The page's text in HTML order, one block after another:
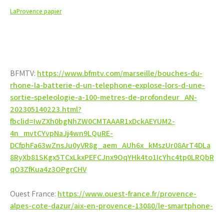
LaProvence papier
BFMTV: https://www.bfmtv.com/marseille/bouches-du-
rhone-la-batterie-d-un-telephone-explose-lors-d-une-
sortie-speleologie-a-100-metres-de-profondeur_AN-
202305140223.html?
fbclid=IwZXh0bgNhZW0CMTAAAR1xDckAEYUM2-
4n_mvtCYvpNaJj4wn9LQuRE-
DCfphFa63wZnsJu0yVR8g_aem_AUh6x_kMszUr08ArT4DLa
8RyXb81SKgx5TCxLkxPEFCJnx9OqYHk4to1IcYhc4tp0LRQbR
qO3ZfKua4z3OPgrCHV
Ouest France: https://www.ouest-france.fr/provence-
alpes-cote-dazur/aix-en-provence-13080/le-smartphone-